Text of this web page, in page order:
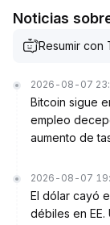
Noticias
Resumir con
2026-08-07
Bitcoin sigue
empleo
aumento de
2026-08-07
El dólar cayó
débiles en